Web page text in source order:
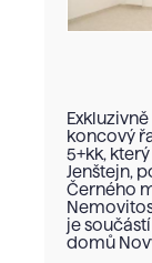
koncový
5+kk,
Jenštejn,
Černého
je
domů